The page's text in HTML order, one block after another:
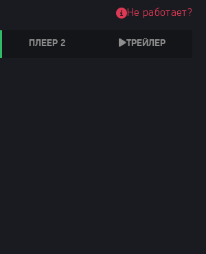
ПЛЕЕР 2 ТРЕЙЛЕР
Не работает?